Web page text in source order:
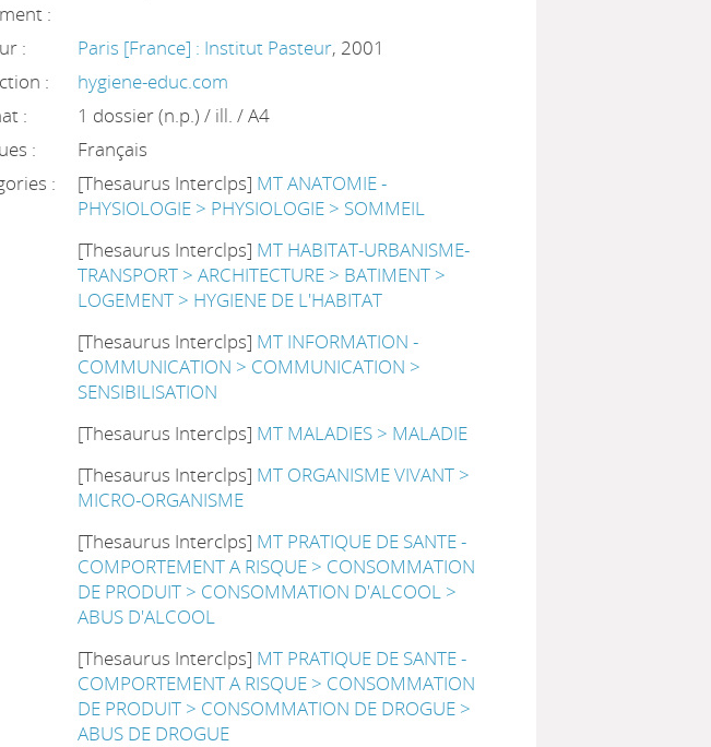
:
: Paris [France] : Institut Pasteur, 2001
:
hygiene-educ.com
:
1 dossier (n.p.) / ill. / A4
:
Français
:
[Thesaurus Interclps] MT ANATOMIE -
PHYSIOLOGIE > PHYSIOLOGIE > SOMMEIL
[Thesaurus Interclps] MT HABITAT-URBANISME-
TRANSPORT > ARCHITECTURE > BATIMENT >
LOGEMENT > HYGIENE DE L'HABITAT
[Thesaurus Interclps] MT INFORMATION -
COMMUNICATION > COMMUNICATION >
SENSIBILISATION
[Thesaurus Interclps] MT MALADIES > MALADIE
[Thesaurus Interclps] MT ORGANISME VIVANT >
MICRO-ORGANISME
[Thesaurus Interclps] MT PRATIQUE DE SANTE -
COMPORTEMENT A RISQUE > CONSOMMATION
DE PRODUIT > CONSOMMATION D'ALCOOL >
ABUS D'ALCOOL
[Thesaurus Interclps] MT PRATIQUE DE SANTE -
COMPORTEMENT A RISQUE > CONSOMMATION
DE PRODUIT > CONSOMMATION DE DROGUE >
ABUS DE DROGUE